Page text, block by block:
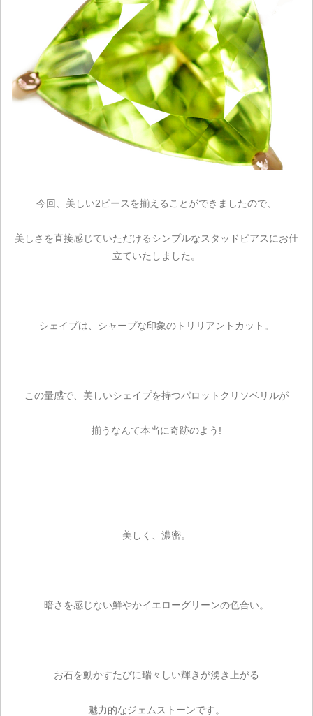
今回、美しい2ピースを揃えることができましたので、
美しさを直接感じていただけるシンプルなスタッドピアスにお仕
立ていたしました。
シェイプは、シャープな印象のトリリアントカット。
この量感で、美しいシェイプを持つパロットクリソベリルが
揃うなんて本当に奇跡のよう!
美しく、濃密。
暗さを感じない鮮やかイエローグリーンの色合い。
お石を動かすたびに瑞々しい輝きが湧き上がる
魅力的なジェムストーンです。